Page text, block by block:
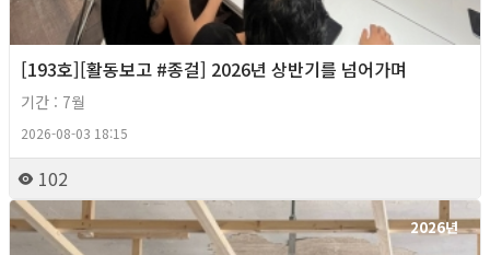
[193호][활동보고 #종걸] 2026년 상반기를 넘어가며
기간 : 7월
2026-08-03 18:15
102
2026년